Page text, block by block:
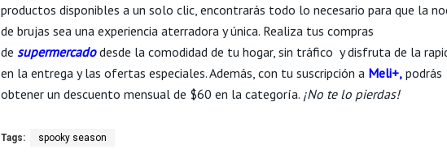
productos disponibles a un solo clic, encontrarás todo lo necesario para que la
de brujas sea una experiencia aterradora y única. Realiza tus compras
de supermercadodesde la comodidad de tu hogar, sin tráfico ​ y disfruta de la
en la entrega y las ofertas especiales. Además, con tu suscripción a Meli+, podrás
obtener un descuento mensual de $60 en la categoría. ¡No te lo pierdas!
Tags: spooky season